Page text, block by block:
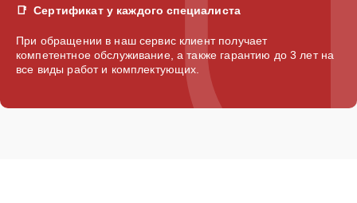
Сертификат у каждого специалиста
При обращении в наш сервис клиент получает
компетентное обслуживание, а также гарантию до 3 лет на
все виды работ и комплектующих.